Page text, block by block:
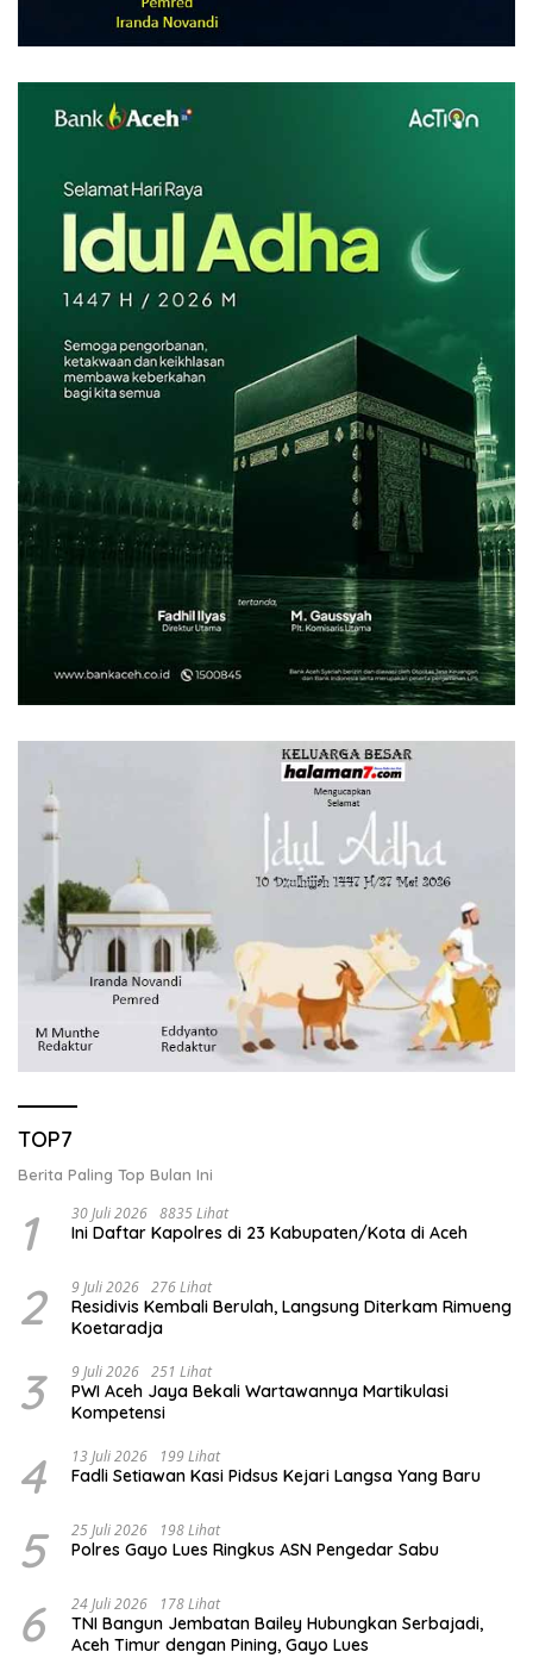
TOP7
Berita Paling Top Bulan Ini
1 30 Juli 2026 8835 Lihat
Ini Daftar Kapolres di 23 Kabupaten/Kota di Aceh
2 9 Juli 2026 276 Lihat
Residivis Kembali Berulah, Langsung Diterkam Rimueng
Koetaradja
3 9 Juli 2026 251 Lihat
PWI Aceh Jaya Bekali Wartawannya Martikulasi
Kompetensi
4 13 Juli 2026 199 Lihat
Fadli Setiawan Kasi Pidsus Kejari Langsa Yang Baru
5 25 Juli 2026 198 Lihat
Polres Gayo Lues Ringkus ASN Pengedar Sabu
6 24 Juli 2026 178 Lihat
TNI Bangun Jembatan Bailey Hubungkan Serbajadi,
Aceh Timur dengan Pining, Gayo Lues